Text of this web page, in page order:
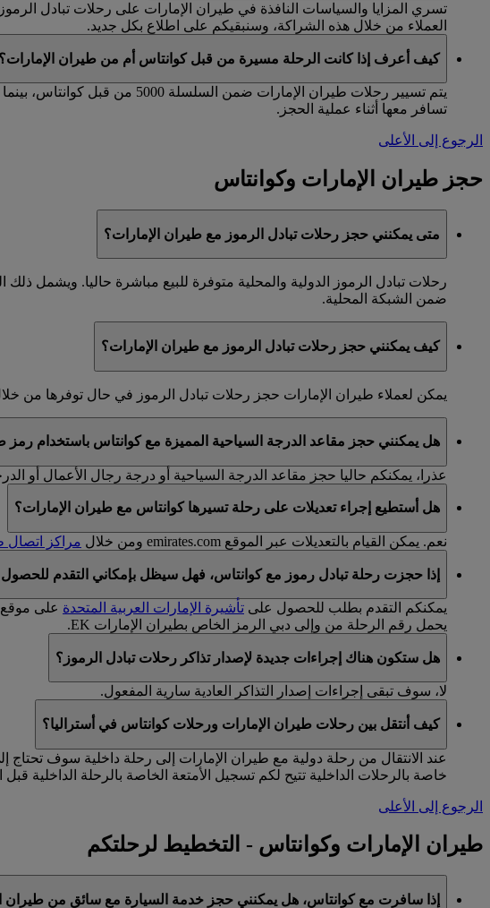
تسري المزايا والسياسات النافذة في طيران الإمارات على رحلات تبادل
العملاء من خلال هذه الشراكة، وسنبقيكم على اطلاع بكل جديد.
كيف أعرف إذا كانت الرحلة مسيرة من قبل كوانتاس أم من طيران الإمارات؟
تسافر معها أثناء عملية الحجز.
الرجوع إلى الأعلى
حجز طيران الإمارات وكوانتاس
متى يمكنني حجز رحلات تبادل الرموز مع طيران الإمارات؟
رحلات تبادل الرموز الدولية والمحلية متوفرة للبيع مباشرة حاليا. ويشمل ذلك
ضمن الشبكة المحلية.
كيف يمكنني حجز رحلات تبادل الرموز مع طيران الإمارات؟
يمكن لعملاء طيران الإمارات حجز رحلات تبادل الرموز في حال توفرها من
هل يمكنني حجز مقاعد الدرجة السياحية المميزة مع كوانتاس باستخدام رمز
عذرا، يمكنكم حاليا حجز مقاعد الدرجة السياحية أو درجة رجال الأعمال أو
هل أستطيع إجراء تعديلات على رحلة تسيرها كوانتاس مع طيران الإمارات؟
نعم. يمكن القيام بالتعديلات عبر الموقع emirates.com ومن خلال مراكز اتصال
إذا حجزت رحلة تبادل رموز مع كوانتاس، فهل سيظل بإمكاني التقدم للحصول
يمكنكم التقدم بطلب للحصول على تأشيرة الإمارات العربية المتحدة
يحمل رقم الرحلة من وإلى دبي الرمز الخاص بطيران الإمارات EK.
هل ستكون هناك إجراءات جديدة لإصدار تذاكر رحلات تبادل الرموز؟
لا، سوف تبقى إجراءات إصدار التذاكر العادية سارية المفعول.
كيف أنتقل بين رحلات طيران الإمارات ورحلات كوانتاس في أستراليا؟
عند الانتقال من رحلة دولية مع طيران الإمارات إلى رحلة داخلية سوف تحتاج
خاصة بالرحلات الداخلية تتيح لكم تسجيل الأمتعة الخاصة بالرحلة الداخلية قبل
الرجوع إلى الأعلى
طيران الإمارات وكوانتاس - التخطيط لرحلتكم
إذا سافرت مع كوانتاس، هل يمكنني حجز خدمة السيارة مع سائق من طيران